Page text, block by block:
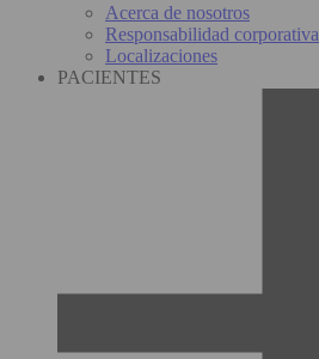
Acerca de nosotros
Responsabilidad corporativa
Localizaciones
PACIENTES